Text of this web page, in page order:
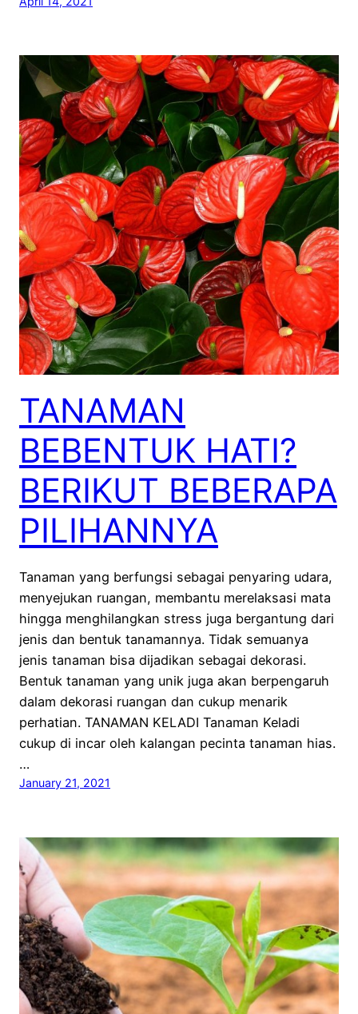
TANAMAN
BEBENTUK HATI?
BERIKUT BEBERAPA
PILIHANNYA
Tanaman yang berfungsi sebagai penyaring udara,
menyejukan ruangan, membantu merelaksasi mata
hingga menghilangkan stress juga bergantung dari
jenis dan bentuk tanamannya. Tidak semuanya
jenis tanaman bisa dijadikan sebagai dekorasi.
Bentuk tanaman yang unik juga akan berpengaruh
dalam dekorasi ruangan dan cukup menarik
perhatian. TANAMAN KELADI Tanaman Keladi
cukup di incar oleh kalangan pecinta tanaman hias.
…
January 21, 2021